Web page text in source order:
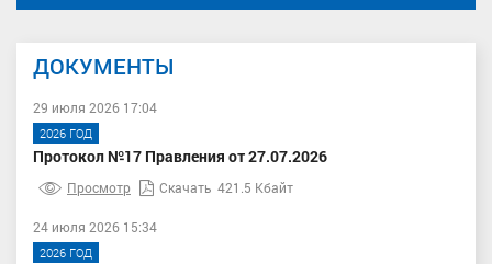
ДОКУМЕНТЫ
29 июля 2026 17:04
2026 ГОД
Протокол №17 Правления от 27.07.2026
Просмотр Скачать 421.5 Кбайт
24 июля 2026 15:34
2026 ГОД